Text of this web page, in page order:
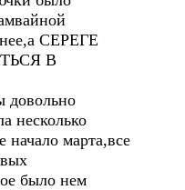
СЕРЕГЕ
В
довольно
несколько
начало марта,все
было нем